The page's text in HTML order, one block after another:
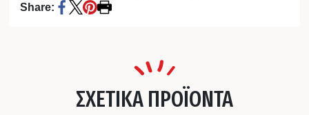
Share:
ΣΧΕΤΙΚΑ ΠΡΟΪΟΝΤΑ